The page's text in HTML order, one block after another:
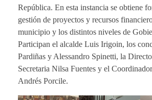
República. En esta instancia se obtiene
gestión de proyectos y recursos
municipio y los distintos niveles de
Participan el alcalde Luis Irigoin, los
Pardiñas y Alessandro Spinetti, la
Secretaria Nilsa Fuentes y el
Andrés Porcile.